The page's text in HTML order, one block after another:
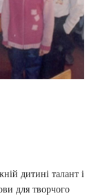
дитині талант і
для творчого